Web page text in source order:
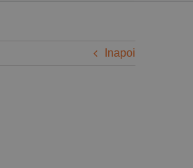
Inapoi